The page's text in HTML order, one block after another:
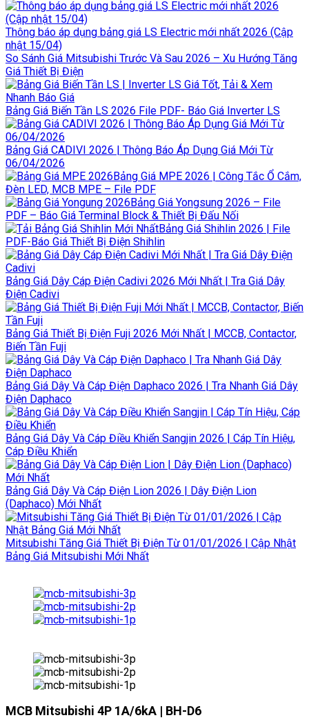
Thông báo áp dụng bảng giá LS Electric mới nhất 2026 (Cập
nhật 15/04)
So Sánh Giá Mitsubishi Trước Và Sau 2026 – Xu Hướng Tăng
Giá Thiết Bị Điện
Bảng Giá Biến Tần LS 2026 File PDF- Báo Giá Inverter LS
Bảng Giá CADIVI 2026 | Thông Báo Áp Dụng Giá Mới Từ
06/04/2026
Bảng Giá MPE 2026 | Công Tắc Ổ Cắm,
Đèn LED, MCB MPE – File PDF
Bảng Giá Yongsung 2026 – File
PDF – Báo Giá Terminal Block & Thiết Bị Đấu Nối
Bảng Giá Shihlin 2026 | File
PDF-Báo Giá Thiết Bị Điện Shihlin
Bảng Giá Dây Cáp Điện Cadivi 2026 Mới Nhất | Tra Giá Dây
Điện Cadivi
Bảng Giá Thiết Bị Điện Fuji 2026 Mới Nhất | MCCB, Contactor,
Biến Tần Fuji
Bảng Giá Dây Và Cáp Điện Daphaco 2026 | Tra Nhanh Giá Dây
Điện Daphaco
Bảng Giá Dây Và Cáp Điều Khiển Sangjin 2026 | Cáp Tín Hiệu,
Cáp Điều Khiển
Bảng Giá Dây Và Cáp Điện Lion 2026 | Dây Điện Lion
(Daphaco) Mới Nhất
Mitsubishi Tăng Giá Thiết Bị Điện Từ 01/01/2026 | Cập Nhật
Bảng Giá Mitsubishi Mới Nhất
MCB Mitsubishi 4P 1A/6kA | BH-D6